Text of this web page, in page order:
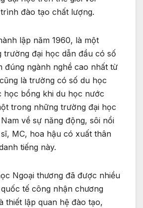
đào tạo chất lượng.
lập năm 1960, là một
trường đại học dẫn đầu có số
đúng ngành nghề cao nhất từ
là trường có số du học
học bổng khi du học nước
trong những trường đại học
về sự năng động, sôi nổi
MC, hoa hậu có xuất thân
tiếng này.
Ngoại thương đã được nhiều
tế công nhận chương
thiết lập quan hệ đào tạo,